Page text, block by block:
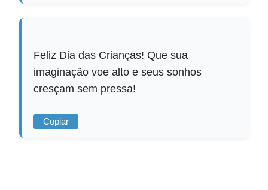
Feliz Dia das Crianças! Que sua
imaginação voe alto e seus sonhos
cresçam sem pressa!
Copiar